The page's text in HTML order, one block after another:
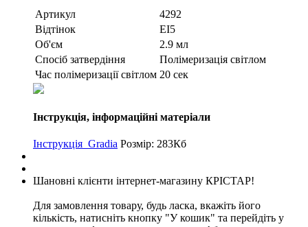
Артикул
4292
Відтінок
EI5
Об'єм
2.9 мл
Спосіб затвердіння
Полімеризація світлом
Час полімеризації світлом 20 сек
Інструкція, інформаційні матеріали
Інструкція_Gradia Розмір: 283Кб
Шановні клієнти інтернет-магазину КРІСТАР!
Для замовлення товару, будь ласка, вкажіть його
кількість, натисніть кнопку "У кошик" та перейдіть у